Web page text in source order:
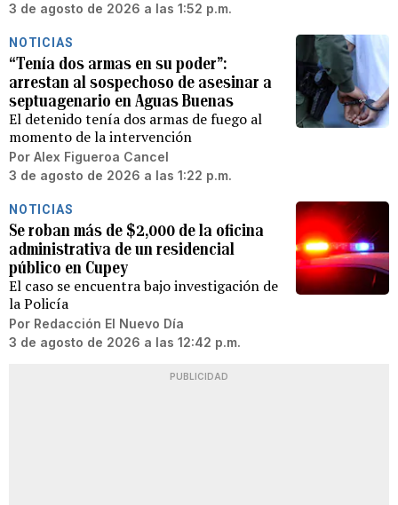
3 de agosto de 2026 a las 1:52 p.m.
NOTICIAS
“Tenía dos armas en su poder”:
arrestan al sospechoso de asesinar a
septuagenario en Aguas Buenas
El detenido tenía dos armas de fuego al
momento de la intervención
Por Alex Figueroa Cancel
3 de agosto de 2026 a las 1:22 p.m.
NOTICIAS
Se roban más de $2,000 de la oficina
administrativa de un residencial
público en Cupey
El caso se encuentra bajo investigación de
la Policía
Por Redacción El Nuevo Día
3 de agosto de 2026 a las 12:42 p.m.
PUBLICIDAD